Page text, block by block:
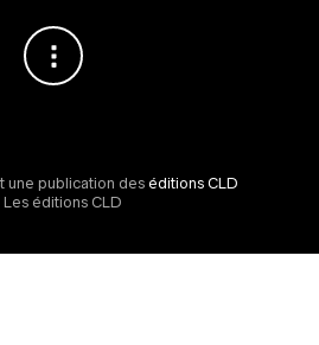
une publication des éditions CLD
éditions CLD